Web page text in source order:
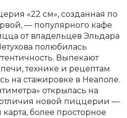
«22 см», созданная по
— популярного кафе
от владельцев Эльдара
полюбилась
Выпекают
технике и рецептам
на стажировке в Неаполе.
открылась на
отличия новой пиццерии —
более просторное